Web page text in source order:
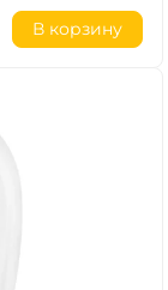
В корзину